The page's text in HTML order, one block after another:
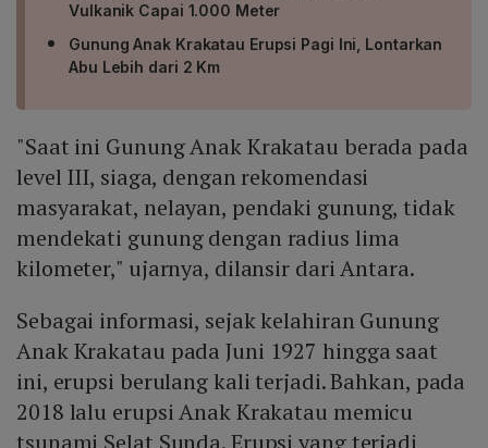
Vulkanik Capai 1.000 Meter
Gunung Anak Krakatau Erupsi Pagi Ini, Lontarkan
Abu Lebih dari 2 Km
"Saat ini Gunung Anak Krakatau berada pada
level III, siaga, dengan rekomendasi
masyarakat, nelayan, pendaki gunung, tidak
mendekati gunung dengan radius lima
kilometer," ujarnya, dilansir dari Antara.
Sebagai informasi, sejak kelahiran Gunung
Anak Krakatau pada Juni 1927 hingga saat
ini, erupsi berulang kali terjadi. Bahkan, pada
2018 lalu erupsi Anak Krakatau memicu